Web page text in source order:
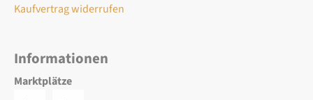
Kaufvertrag widerrufen
Informationen
Marktplätze